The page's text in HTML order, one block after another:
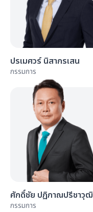
ปรเมศวร์ นิสากรเสน
กรรมการ
ศักดิ์ชัย ปฏิภาณปรีชาวุฒิ
กรรมการ